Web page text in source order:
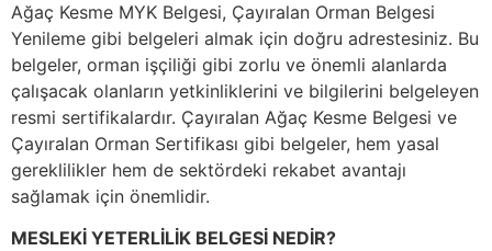
Ağaç Kesme MYK Belgesi, Çayıralan Orman Belgesi
Yenileme gibi belgeleri almak için doğru adrestesiniz. Bu
belgeler, orman işçiliği gibi zorlu ve önemli alanlarda
çalışacak olanların yetkinliklerini ve bilgilerini belgeleyen
resmi sertifikalardır. Çayıralan Ağaç Kesme Belgesi ve
Çayıralan Orman Sertifikası gibi belgeler, hem yasal
gereklilikler hem de sektördeki rekabet avantajı
sağlamak için önemlidir.
MESLEKİ YETERLİLİK BELGESİ NEDİR?